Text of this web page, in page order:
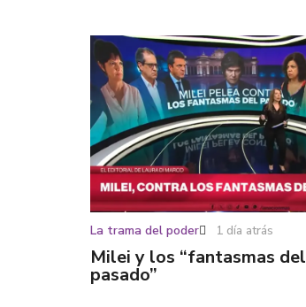
La trama del poder 1 día atrás
Milei y los “fantasmas del
pasado”